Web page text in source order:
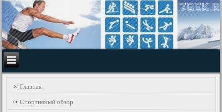
Главная
Спортивный обзор